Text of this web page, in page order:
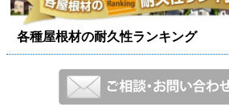
各種屋根材の耐久性ランキング